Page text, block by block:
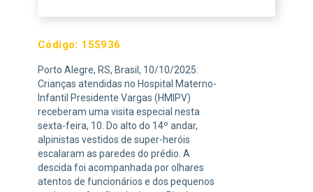
Código: 155936
Porto Alegre, RS, Brasil, 10/10/2025:
Crianças atendidas no Hospital Materno-
Infantil Presidente Vargas (HMIPV)
receberam uma visita especial nesta
sexta-feira, 10. Do alto do 14º andar,
alpinistas vestidos de super-heróis
escalaram as paredes do prédio. A
descida foi acompanhada por olhares
atentos de funcionários e dos pequenos